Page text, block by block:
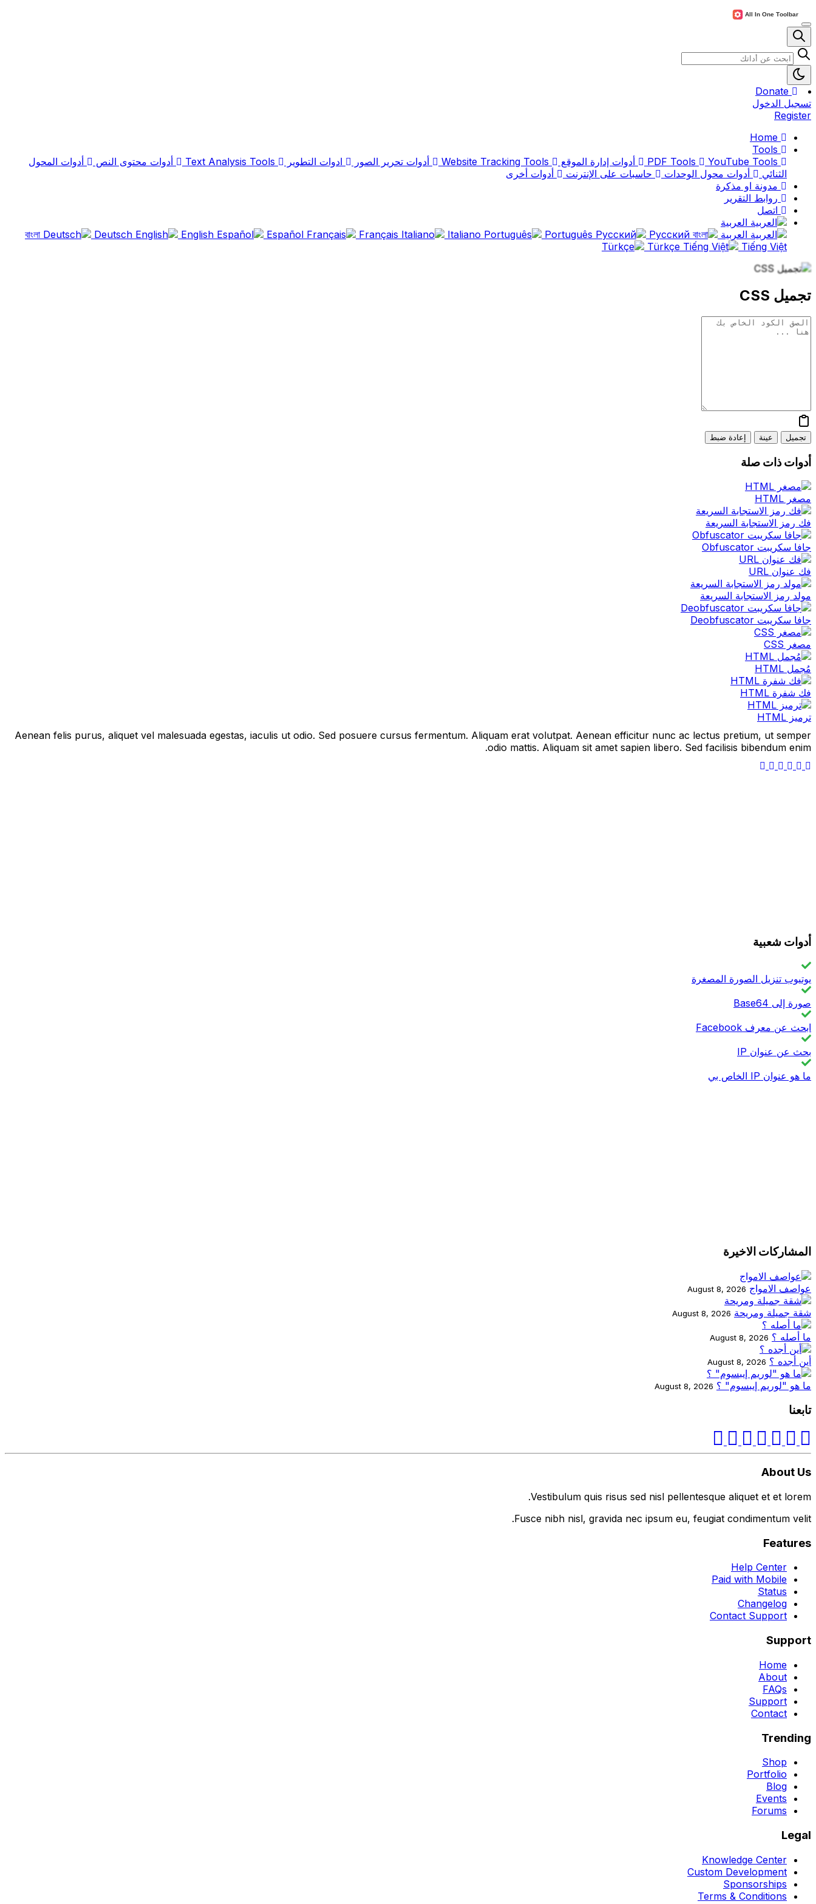
تسجيل الدخول
Register
YouTube Tools أدوات إدارة الموقع أدوات تحرير الصور ادوات التطوير أدوات محتوى النص
أدوات المحول
الثنائي
أدوات محول الوحدات حاسبات على الإنترنت
أدوات أخرى
مدونة او مذكرة
روابط التقرير
اتصل
العربية
العربية
Deutsch English Español Français Italiano Português
Русский
Türkçe
Tiếng Việt
تجميل CSS
تجميل عينة إعادة ضبط
أدوات ذات صلة
مصغر HTML
فك رمز الاستجابة السريعة
جافا سكريبت Obfuscator
فك عنوان URL
مولد رمز الاستجابة السريعة
جافا سكريبت Deobfuscator
مصغر CSS
مُجمل HTML
فك شفرة HTML
ترميز HTML
Aenean felis purus, aliquet vel malesuada egestas, iaculis ut odio. Sed posuere cursus fermentum. Aliquam erat volutpat. Aenean efficitur nunc ac lectus pretium, ut semper
odio mattis. Aliquam sit amet sapien libero. Sed facilisis bibendum enim.
أدوات شعبية
يوتيوب تنزيل الصورة المصغرة
صورة إلى Base64
ابحث عن معرف Facebook
بحث عن عنوان IP
ما هو عنوان IP الخاص بي
المشاركات الاخيرة
عواصف الامواج August 8, 2026
شقة جميلة ومريحة August 8, 2026
ما أصله ؟ August 8, 2026
أين أجده ؟ August 8, 2026
ما هو "لوريم إيبسوم" ؟ August 8, 2026
تابعنا
About Us
Vestibulum quis risus sed nisl pellentesque aliquet et et lorem.
Fusce nibh nisl, gravida nec ipsum eu, feugiat condimentum velit.
Features
Help Center
Paid with Mobile
Status
Changelog
Contact Support
Support
Home
About
FAQs
Support
Contact
Trending
Shop
Portfolio
Blog
Events
Forums
Legal
Knowledge Center
Custom Development
Sponsorships
Terms & Conditions